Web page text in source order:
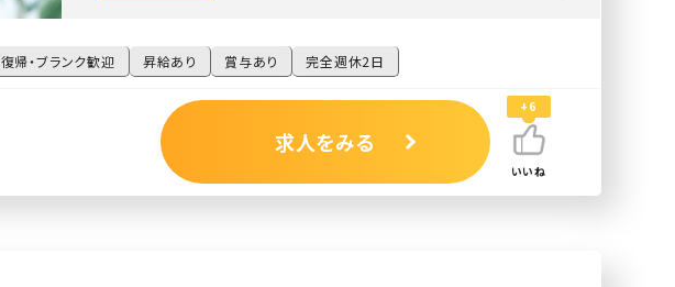
復帰・ブランク歓迎 昇給あり 賞与あり 完全週休2日
求人をみる
+6
いいね